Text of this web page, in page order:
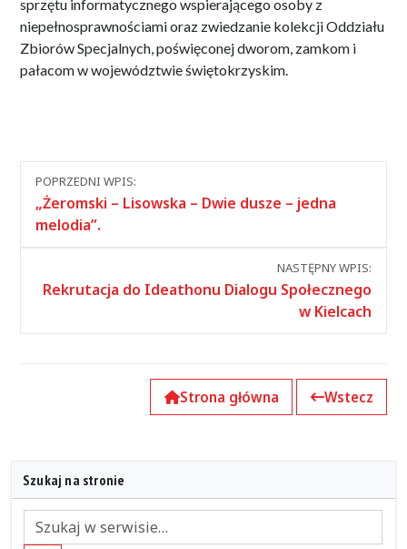
sprzętu informatycznego wspierającego osoby z
niepełnosprawnościami oraz zwiedzanie kolekcji Oddziału
Zbiorów Specjalnych, poświęconej dworom, zamkom i
pałacom w województwie świętokrzyskim.
Nawigacja
między
wpisami
POPRZEDNI WPIS:
„Żeromski – Lisowska – Dwie dusze – jedna
melodia”.
NASTĘPNY WPIS:
Rekrutacja do Ideathonu Dialogu Społecznego
w Kielcach
Strona główna Wstecz
Szukaj na stronie